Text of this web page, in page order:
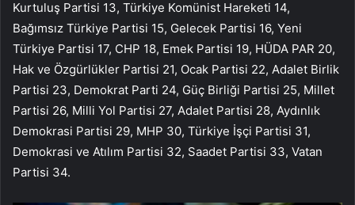
Kurtuluş Partisi 13, Türkiye Komünist Hareketi 14,
Bağımsız Türkiye Partisi 15, Gelecek Partisi 16, Yeni
Türkiye Partisi 17, CHP 18, Emek Partisi 19, HÜDA PAR 20,
Hak ve Özgürlükler Partisi 21, Ocak Partisi 22, Adalet Birlik
Partisi 23, Demokrat Parti 24, Güç Birliği Partisi 25, Millet
Partisi 26, Milli Yol Partisi 27, Adalet Partisi 28, Aydınlık
Demokrasi Partisi 29, MHP 30, Türkiye İşçi Partisi 31,
Demokrasi ve Atılım Partisi 32, Saadet Partisi 33, Vatan
Partisi 34.